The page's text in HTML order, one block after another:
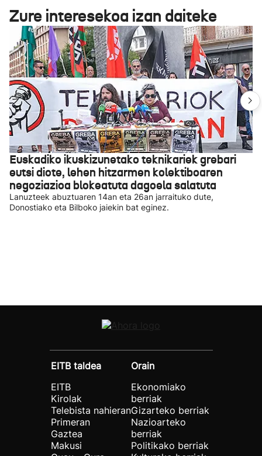
Zure interesekoa izan daiteke
Euskadiko ikuskizunetako teknikariek grebari
eutsi diote, lehen hitzarmen kolektiboaren
negoziazioa blokeatuta dagoela salatuta
Lanuzteek abuztuaren 14an eta 26an jarraituko dute,
Donostiako eta Bilboko jaiekin bat eginez.
EITB taldea
EITB
Kirolak
Telebista nahieran
Primeran
Gaztea
Makusi
Orain
Ekonomiako
berriak
Gizarteko berriak
Nazioarteko
berriak
Politikako berriak